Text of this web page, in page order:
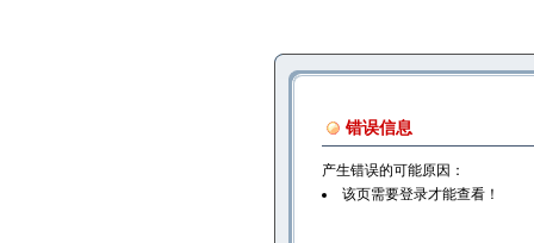
错误信息
产生错误的可能原因：
该页需要登录才能查看！